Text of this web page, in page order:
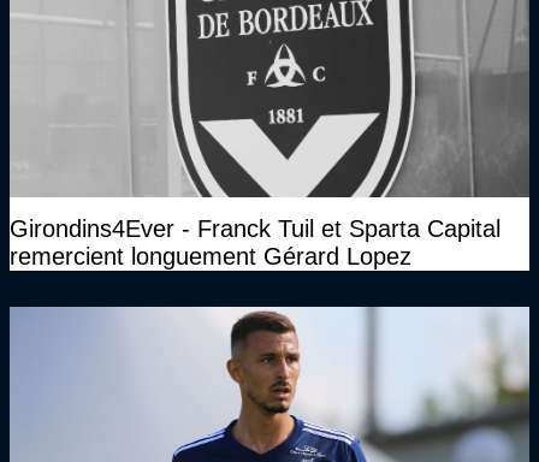
Girondins4Ever - Franck Tuil et Sparta Capital
remercient longuement Gérard Lopez